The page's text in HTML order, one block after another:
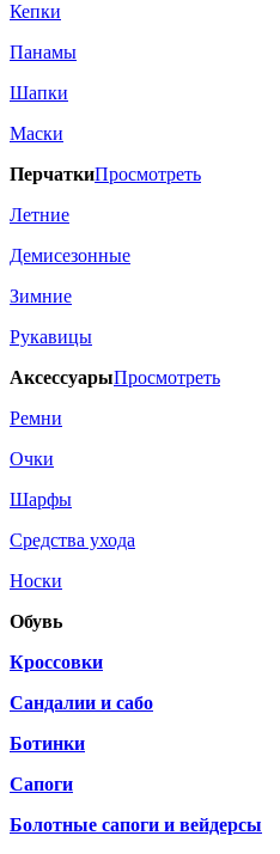
Кепки
Панамы
Шапки
Маски
ПерчаткиПросмотреть
Летние
Демисезонные
Зимние
Рукавицы
АксессуарыПросмотреть
Ремни
Очки
Шарфы
Средства ухода
Носки
Обувь
Кроссовки
Сандалии и сабо
Ботинки
Сапоги
Болотные сапоги и вейдерсы